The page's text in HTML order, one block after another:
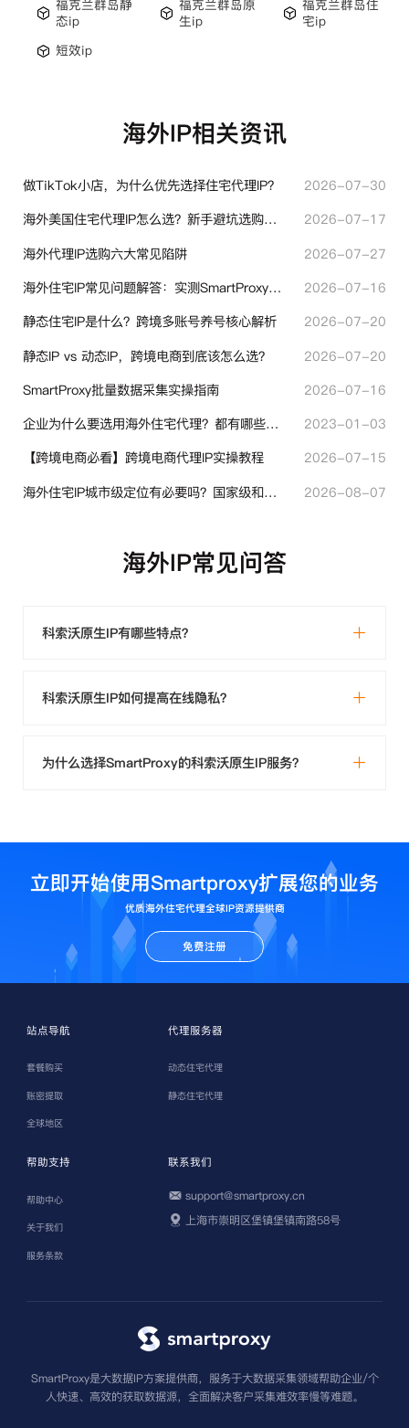
福克兰群岛静
态ip
福克兰群岛原
生ip
福克兰群岛住
宅ip
短效ip
海外IP相关资讯
做TikTok小店，为什么优先选择住宅代理IP？
2026-07-30
海外美国住宅代理IP怎么选？新手避坑选购指南
2026-07-17
海外代理IP选购六大常见陷阱
2026-07-27
海外住宅IP常见问题解答：实测SmartProxy使用经验分享
2026-07-16
静态住宅IP是什么？跨境多账号养号核心解析
2026-07-20
静态IP vs 动态IP，跨境电商到底该怎么选？
2026-07-20
SmartProxy批量数据采集实操指南
2026-07-16
企业为什么要选用海外住宅代理？都有哪些帮助？
2023-01-03
【跨境电商必看】跨境电商代理IP实操教程
2026-07-15
海外住宅IP城市级定位有必要吗？国家级和城市级代理IP区别对比
2026-08-07
海外IP常见问答
科索沃原生IP有哪些特点？
科索沃原生IP如何提高在线隐私？
为什么选择SmartProxy的科索沃原生IP服务？
立即开始使用Smartproxy扩展您的业务
优质海外住宅代理全球IP资源提供商
免费注册
站点导航
套餐购买
账密提取
全球地区
代理服务器
动态住宅代理
静态住宅代理
帮助支持
帮助中心
关于我们
服务条款
联系我们
support@smartproxy.cn
上海市崇明区堡镇堡镇南路58号
SmartProxy是大数据IP方案提供商，服务于大数据采集领域帮助企业/个
人快速、高效的获取数据源，全面解决客户采集难效率慢等难题。